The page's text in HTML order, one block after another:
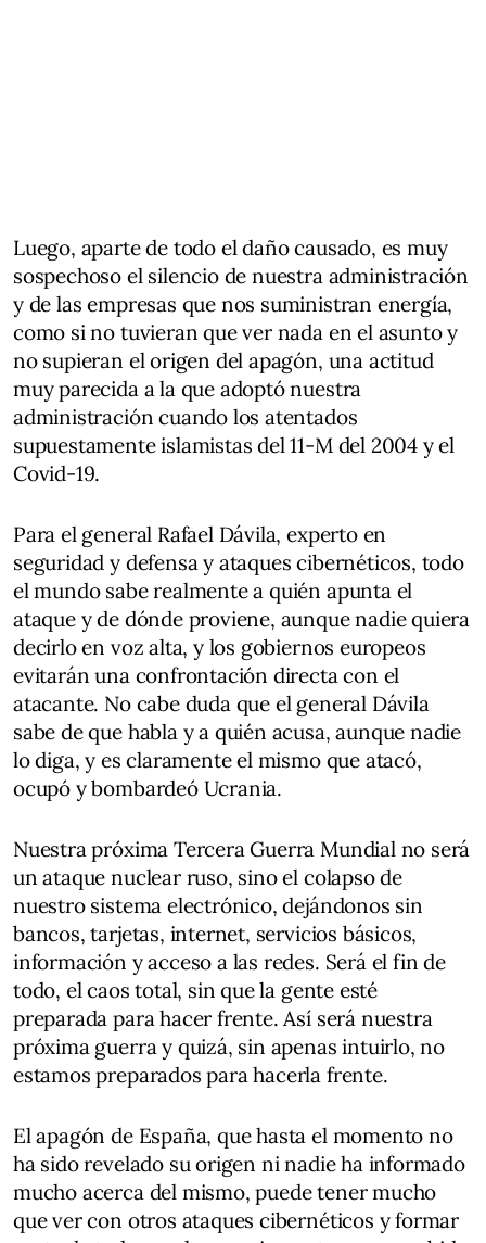
Luego, aparte de todo el daño causado, es muy
sospechoso el silencio de nuestra administración
y de las empresas que nos suministran energía,
como si no tuvieran que ver nada en el asunto y
no supieran el origen del apagón, una actitud
muy parecida a la que adoptó nuestra
administración cuando los atentados
supuestamente islamistas del 11-M del 2004 y el
Covid-19.
Para el general Rafael Dávila, experto en
seguridad y defensa y ataques cibernéticos, todo
el mundo sabe realmente a quién apunta el
ataque y de dónde proviene, aunque nadie quiera
decirlo en voz alta, y los gobiernos europeos
evitarán una confrontación directa con el
atacante. No cabe duda que el general Dávila
sabe de que habla y a quién acusa, aunque nadie
lo diga, y es claramente el mismo que atacó,
ocupó y bombardeó Ucrania.
Nuestra próxima Tercera Guerra Mundial no será
un ataque nuclear ruso, sino el colapso de
nuestro sistema electrónico, dejándonos sin
bancos, tarjetas, internet, servicios básicos,
información y acceso a las redes. Será el fin de
todo, el caos total, sin que la gente esté
preparada para hacer frente. Así será nuestra
próxima guerra y quizá, sin apenas intuirlo, no
estamos preparados para hacerla frente.
El apagón de España, que hasta el momento no
ha sido revelado su origen ni nadie ha informado
mucho acerca del mismo, puede tener mucho
que ver con otros ataques cibernéticos y formar